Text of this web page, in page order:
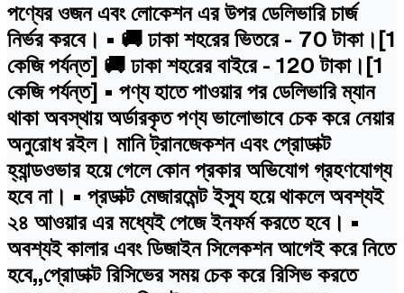
পণ্যের ওজন এবং লোকেশন এর উপর ডেলিভারি চার্জ
নির্ভর করবে। • 🚚 ঢাকা শহরের ভিতরে - 70 টাকা।[1
কেজি পর্যন্ত] 🚚 ঢাকা শহরের বাইরে - 120 টাকা।[1
কেজি পর্যন্ত] • পণ্য হাতে পাওয়ার পর ডেলিভারি ম্যান
থাকা অবস্থায় অর্ডারকৃত পণ্য ভালোভাবে চেক করে নেয়ার
অনুরোধ রইল। মানি ট্রানজেকশন এবং প্রোডাক্ট
হ্যান্ডওভার হয়ে গেলে কোন প্রকার অভিযোগ গ্রহণযোগ্য
হবে না। • প্রডাক্ট মেজারমেন্ট ইস্যু হয়ে থাকলে অবশ্যই
২৪ আওয়ার এর মধ্যেই পেজে ইনফর্ম করতে হবে। •
অবশ্যই কালার এবং ডিজাইন সিলেকশন আগেই করে নিতে
হবে,,প্রোডাক্ট রিসিভের সময় চেক করে রিসিভ করতে